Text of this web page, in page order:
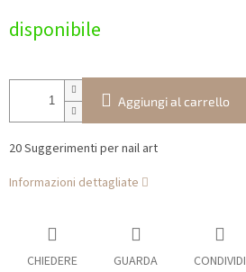
della
disponibile
Aggiungi al carrello
20 Suggerimenti per nail art
Informazioni dettagliate
CHIEDERE GUARDA CONDIVIDI